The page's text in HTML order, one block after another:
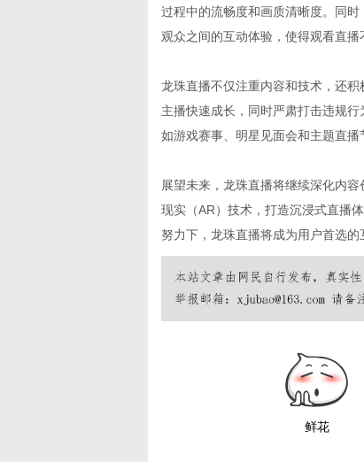
过程中的流畅度和画质清晰度。同
观众之间的互动体验，使得观看直播
龙珠直播不仅注重内容和技术，还
主播快速成长，同时严肃打击违规
如游戏赛事、明星见面会和主题直播
展望未来，龙珠直播将继续深化内
现实（AR）技术，打造沉浸式直播
努力下，龙珠直播将成为用户首选的
鲜花